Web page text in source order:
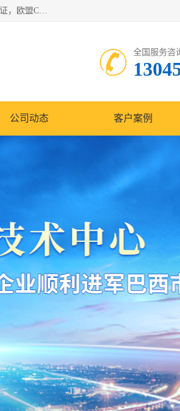
*是一家的测试、评估、检查与认机构，主要从事巴西NR10认证、NR12认证、NR13认证；ANATEL认证、INMTRO认证，欧盟CE认证：MD认证，PED认证，MID认证，ATEX认证，德国蓝色天使认证。
全国服务咨
公司动态 客户案例